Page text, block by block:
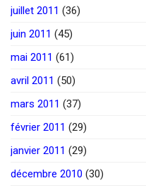
juillet 2011 (36)
juin 2011 (45)
mai 2011 (61)
avril 2011 (50)
mars 2011 (37)
février 2011 (29)
janvier 2011 (29)
décembre 2010 (30)